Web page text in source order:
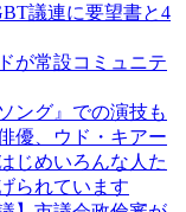
議連に要望書と4
が常設コミュニテ
ング』での演技も
優、ウド・キアー
じめいろんな人た
られています